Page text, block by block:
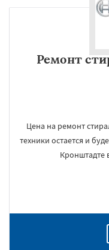
Ремонт
Цена на ремонт
техники остается и
Кронштадте